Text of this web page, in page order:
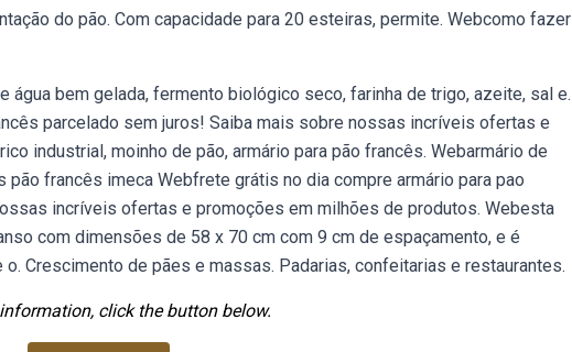
do pão. Com capacidade para 20 esteiras, permite. Webcomo fazer
bem gelada, fermento biológico seco, farinha de trigo, azeite, sal e.
parcelado sem juros! Saiba mais sobre nossas incríveis ofertas e
industrial, moinho de pão, armário para pão francês. Webarmário de
francês imeca Webfrete grátis no dia compre armário para pao
incríveis ofertas e promoções em milhões de produtos. Webesta
com dimensões de 58 x 70 cm com 9 cm de espaçamento, e é
Crescimento de pães e massas. Padarias, confeitarias e restaurantes.
click the button below.